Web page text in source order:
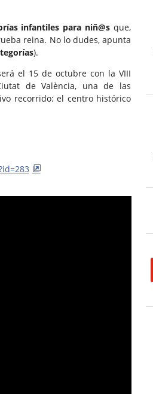
infantiles para niñ@s que,
reina. No lo dudes, apunta
).
el 15 de octubre con la VIII
de València, una de las
recorrido: el centro histórico